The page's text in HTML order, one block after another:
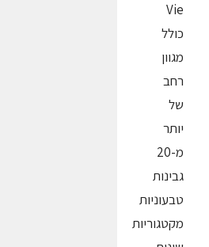
Vie
כולל
מגוון
רחב
של
יותר
מ-20
גבינות
טבעוניות
מקטגוריות